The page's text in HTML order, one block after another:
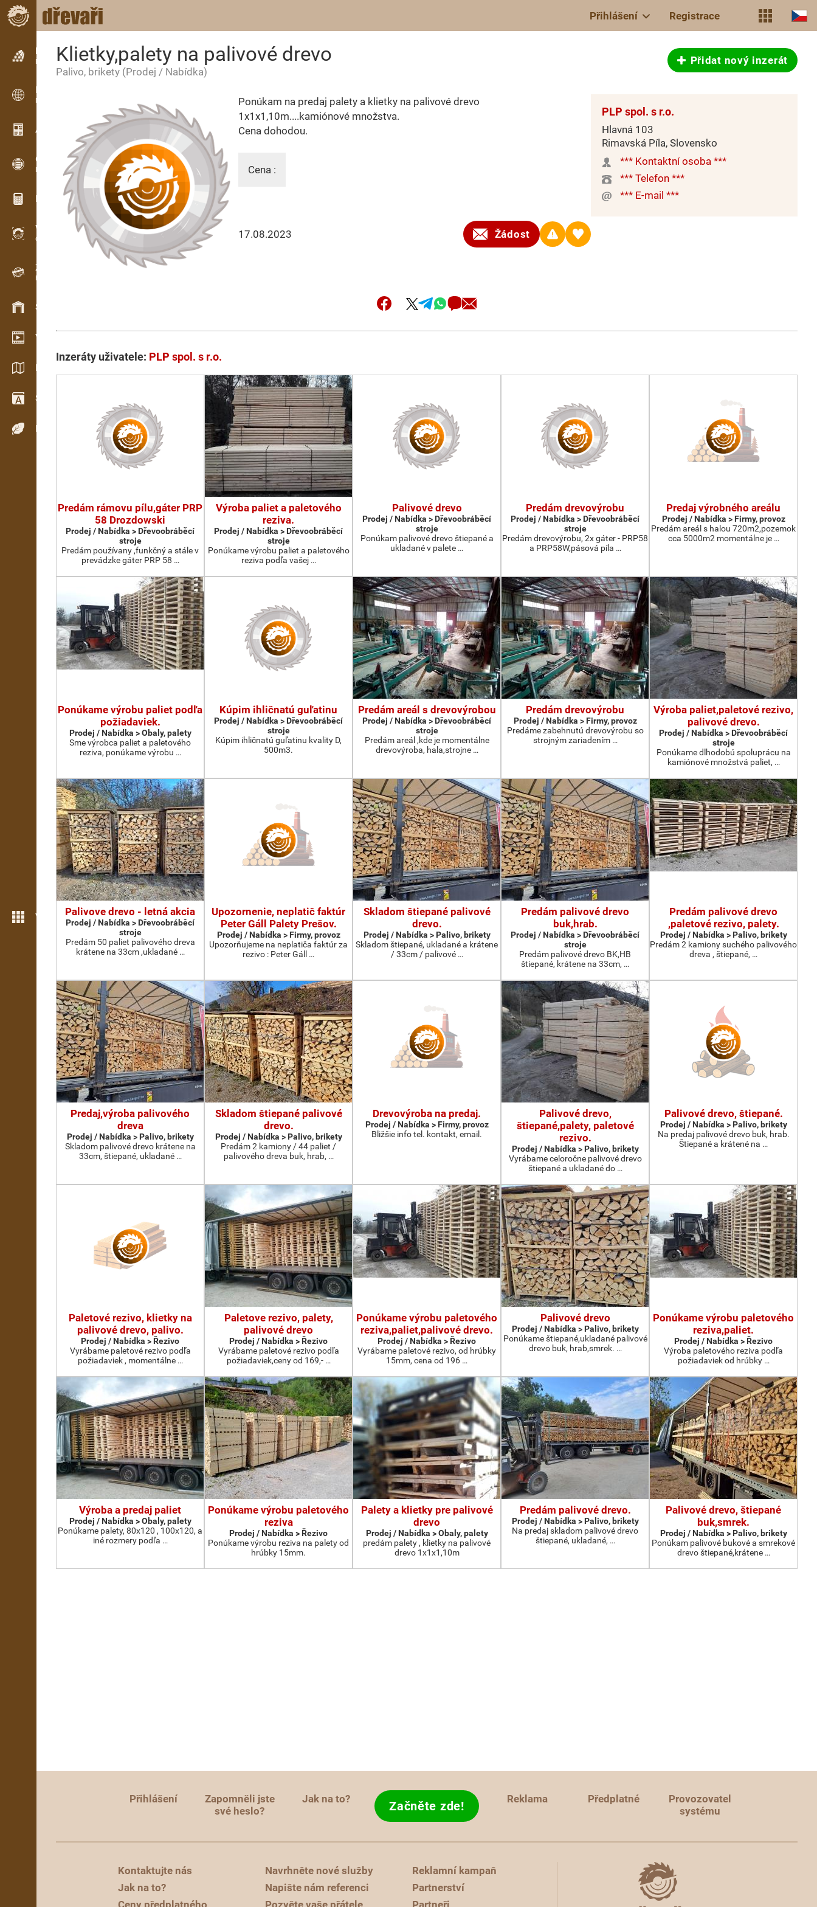
Přihlášení Registrace
Inzerce
Řádková inzerce
Inzerce
Mezinárodní inzerce
Aktuality / Články
OPTI-TIMB
Pořezová schémata
Dřevařské kalkulačky
WoodProfi
Objem dřeva s AI
Záznamník
Evidence dřeva v terénu
Skladové hospodářství
Video showroom
Katalogy / Brožury
Slovník
Dřeviny
Více možností
Klietky,palety na palivové drevo
Palivo, brikety (Prodej / Nabídka)
Přidat nový inzerát
Ponúkam na predaj palety a klietky na palivové drevo
1x1x1,10m....kamiónové množstva.
Cena dohodou.
Cena :
17.08.2023 Žádost
PLP spol. s r.o.
Hlavná 103
Rimavská Píla, Slovensko
*** Kontaktní osoba ***
*** Telefon ***
*** E-mail ***
Inzeráty uživatele: PLP spol. s r.o.
Predám rámovu pílu,gáter PRP
58 Drozdowski
Prodej / Nabídka > Dřevoobráběcí
stroje
Predám používany ,funkčný a stále v
prevádzke gáter PRP 58 …
Výroba paliet a paletového
reziva.
Prodej / Nabídka > Dřevoobráběcí
stroje
Ponúkame výrobu paliet a paletového
reziva podľa vašej …
Palivové drevo
Prodej / Nabídka > Dřevoobráběcí
stroje
Ponúkam palivové drevo štiepané a
ukladané v palete …
Predám drevovýrobu
Prodej / Nabídka > Dřevoobráběcí
stroje
Predám drevovýrobu, 2x gáter - PRP58
a PRP58W,pásová píla …
Predaj výrobného areálu
Prodej / Nabídka > Firmy, provoz
Predám areál s halou 720m2,pozemok
cca 5000m2 momentálne je …
Ponúkame výrobu paliet podľa
požiadaviek.
Prodej / Nabídka > Obaly, palety
Sme výrobca paliet a paletového
reziva, ponúkame výrobu …
Kúpim ihličnatú guľatinu
Prodej / Nabídka > Dřevoobráběcí
stroje
Kúpim ihličnatú guľatinu kvality D,
500m3.
Predám areál s drevovýrobou
Prodej / Nabídka > Dřevoobráběcí
stroje
Predám areál ,kde je momentálne
drevovýroba, hala,strojne …
Predám drevovýrobu
Prodej / Nabídka > Firmy, provoz
Predáme zabehnutú drevovýrobu so
strojným zariadením …
Výroba paliet,paletové rezivo,
palivové drevo.
Prodej / Nabídka > Dřevoobráběcí
stroje
Ponúkame dlhodobú spoluprácu na
kamiónové množstvá paliet, …
Palivove drevo - letná akcia
Prodej / Nabídka > Dřevoobráběcí
stroje
Predám 50 paliet palivového dreva
krátene na 33cm ,ukladané …
Upozornenie, neplatič faktúr
Peter Gáll Palety Prešov.
Prodej / Nabídka > Firmy, provoz
Upozorňujeme na neplatiča faktúr za
rezivo : Peter Gáll …
Skladom štiepané palivové
drevo.
Prodej / Nabídka > Palivo, brikety
Skladom štiepané, ukladané a krátene
/ 33cm / palivové …
Predám palivové drevo
buk,hrab.
Prodej / Nabídka > Dřevoobráběcí
stroje
Predám palivové drevo BK,HB
štiepané, krátene na 33cm, …
Predám palivové drevo
,paletové rezivo, palety.
Prodej / Nabídka > Palivo, brikety
Predám 2 kamiony suchého palivového
dreva , štiepané, …
Predaj,výroba palivového
dreva
Prodej / Nabídka > Palivo, brikety
Skladom palivové drevo krátene na
33cm, štiepané, ukladané …
Skladom štiepané palivové
drevo.
Prodej / Nabídka > Palivo, brikety
Predám 2 kamiony / 44 paliet /
palivového dreva buk, hrab, …
Drevovýroba na predaj.
Prodej / Nabídka > Firmy, provoz
Bližšie info tel. kontakt, email.
Palivové drevo,
štiepané,palety, paletové
rezivo.
Prodej / Nabídka > Palivo, brikety
Vyrábame celoročne palivové drevo
štiepané a ukladané do …
Palivové drevo, štiepané.
Prodej / Nabídka > Palivo, brikety
Na predaj palivové drevo buk, hrab.
Štiepané a krátené na …
Paletové rezivo, klietky na
palivové drevo, palivo.
Prodej / Nabídka > Řezivo
Vyrábame paletové rezivo podľa
požiadaviek , momentálne …
Paletove rezivo, palety,
palivové drevo
Prodej / Nabídka > Řezivo
Vyrábame paletové rezivo podľa
požiadaviek,ceny od 169,- …
Ponúkame výrobu paletového
reziva,paliet,palivové drevo.
Prodej / Nabídka > Řezivo
Vyrábame paletové rezivo, od hrúbky
15mm, cena od 196 …
Palivové drevo
Prodej / Nabídka > Palivo, brikety
Ponúkame štiepané,ukladané palivové
drevo buk, hrab,smrek. …
Ponúkame výrobu paletového
reziva,paliet.
Prodej / Nabídka > Řezivo
Výroba paletového reziva podľa
požiadaviek od hrúbky …
Výroba a predaj paliet
Prodej / Nabídka > Obaly, palety
Ponúkame palety, 80x120 , 100x120, a
iné rozmery podľa …
Ponúkame výrobu paletového
reziva
Prodej / Nabídka > Řezivo
Ponúkame výrobu reziva na palety od
hrúbky 15mm.
Palety a klietky pre palivové
drevo
Prodej / Nabídka > Obaly, palety
predám palety , klietky na palivové
drevo 1x1x1,10m
Predám palivové drevo.
Prodej / Nabídka > Palivo, brikety
Na predaj skladom palivové drevo
štiepané, ukladané, …
Palivové drevo, štiepané
buk,smrek.
Prodej / Nabídka > Palivo, brikety
Ponúkam palivové bukové a smrekové
drevo štiepané,krátene …
Přihlášení
Zapomněli jste
své heslo?
Jak na to? Začněte zde! Reklama Předplatné
Provozovatel
systému
Kontaktujte nás
Jak na to?
Ceny předplatného
Navrhněte nové služby
Napište nám referenci
Pozvěte vaše přátele
Reklamní kampaň
Partnerství
Partneři